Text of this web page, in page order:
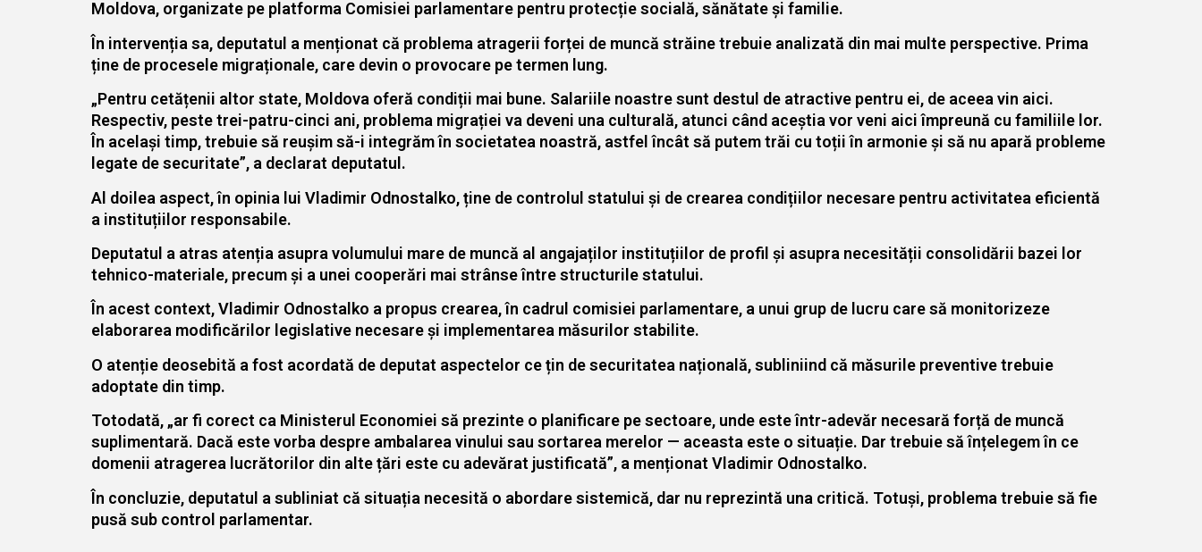
Moldova, organizate pe platforma Comisiei parlamentare pentru protecție socială, sănătate și familie.
În intervenția sa, deputatul a menționat că problema atragerii forței de muncă străine trebuie analizată din mai multe perspective. Prima
ține de procesele migraționale, care devin o provocare pe termen lung.
„Pentru cetățenii altor state, Moldova oferă condiții mai bune. Salariile noastre sunt destul de atractive pentru ei, de aceea vin aici.
Respectiv, peste trei-patru-cinci ani, problema migrației va deveni una culturală, atunci când aceștia vor veni aici împreună cu familiile lor.
În același timp, trebuie să reușim să-i integrăm în societatea noastră, astfel încât să putem trăi cu toții în armonie și să nu apară probleme
legate de securitate”, a declarat deputatul.
Al doilea aspect, în opinia lui Vladimir Odnostalko, ține de controlul statului și de crearea condițiilor necesare pentru activitatea eficientă
a instituțiilor responsabile.
Deputatul a atras atenția asupra volumului mare de muncă al angajaților instituțiilor de profil și asupra necesității consolidării bazei lor
tehnico-materiale, precum și a unei cooperări mai strânse între structurile statului.
În acest context, Vladimir Odnostalko a propus crearea, în cadrul comisiei parlamentare, a unui grup de lucru care să monitorizeze
elaborarea modificărilor legislative necesare și implementarea măsurilor stabilite.
O atenție deosebită a fost acordată de deputat aspectelor ce țin de securitatea națională, subliniind că măsurile preventive trebuie
adoptate din timp.
Totodată, „ar fi corect ca Ministerul Economiei să prezinte o planificare pe sectoare, unde este într-adevăr necesară forță de muncă
suplimentară. Dacă este vorba despre ambalarea vinului sau sortarea merelor — aceasta este o situație. Dar trebuie să înțelegem în ce
domenii atragerea lucrătorilor din alte țări este cu adevărat justificată”, a menționat Vladimir Odnostalko.
În concluzie, deputatul a subliniat că situația necesită o abordare sistemică, dar nu reprezintă una critică. Totuși, problema trebuie să fie
pusă sub control parlamentar.